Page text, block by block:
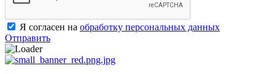
Я согласен на обработку персональных данных
Отправить